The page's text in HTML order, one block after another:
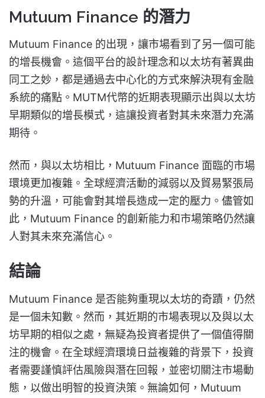
Mutuum Finance 的潛力
Mutuum Finance 的出現，讓市場看到了另一個可能
的增長機會。這個平台的設計理念和以太坊有著異曲
同工之妙，都是通過去中心化的方式來解決現有金融
系統的痛點。MUTM代幣的近期表現顯示出與以太坊
早期類似的增長模式，這讓投資者對其未來潛力充滿
期待。
然而，與以太坊相比，Mutuum Finance 面臨的市場
環境更加複雜。全球經濟活動的減弱以及貿易緊張局
勢的升溫，可能會對其增長造成一定的壓力。儘管如
此，Mutuum Finance 的創新能力和市場策略仍然讓
人對其未來充滿信心。
結論
Mutuum Finance 是否能夠重現以太坊的奇蹟，仍然
是一個未知數。然而，其近期的市場表現以及與以太
坊早期的相似之處，無疑為投資者提供了一個值得關
注的機會。在全球經濟環境日益複雜的背景下，投資
者需要謹慎評估風險與潛在回報，並密切關注市場動
態，以做出明智的投資決策。無論如何，Mutuum